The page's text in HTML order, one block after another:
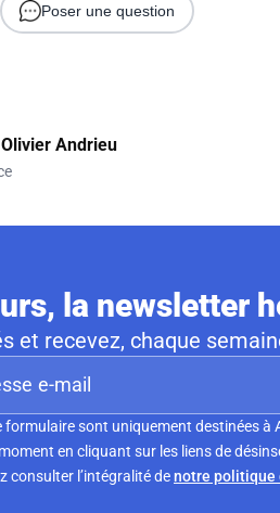
Poser une question
Olivier Andrieu
la newsletter
et recevez, chaque
sont uniquement destinées à
en cliquant sur les liens de
consulter l’intégralité denotre politique